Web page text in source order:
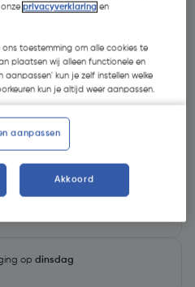
€ 28,82/kg
en haal binnen 10
op dinsdag
onzeprivacyverklaring en
toestemming om alle cookies te
plaatsen wij alleen functionele en
aanpassen' kun je zelf instellen welke
kun je altijd weer aanpassen.
aanpassen
Akkoord